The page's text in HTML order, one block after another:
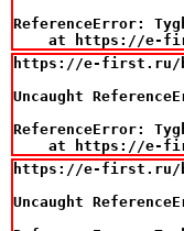
ReferenceError:
at https://e-
https://e-first.ru/
Uncaught
ReferenceError:
at https://e-
https://e-first.ru/
Uncaught